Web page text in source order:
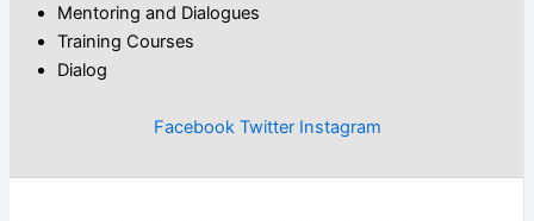
Mentoring and Dialogues
Training Courses
Dialog
Facebook Twitter Instagram